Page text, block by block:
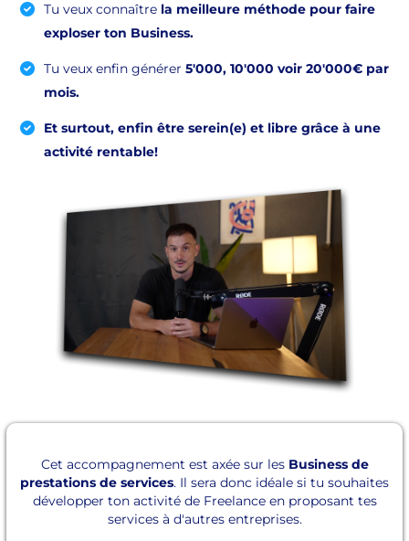
Tu veux connaître la meilleure méthode pour faire
exploser ton Business.
Tu veux enfin générer 5'000, 10'000 voir 20'000€ par
mois.
Et surtout, enfin être serein(e) et libre grâce à une
activité rentable!
Cet accompagnement est axée sur les Business de
prestations de services. Il sera donc idéale si tu souhaites
développer ton activité de Freelance en proposant tes
services à d'autres entreprises.